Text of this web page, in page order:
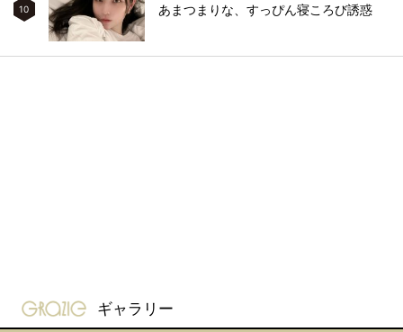
10 あまつまりな、すっぴん寝ころび誘惑
gravure-grazie
ギャラリー